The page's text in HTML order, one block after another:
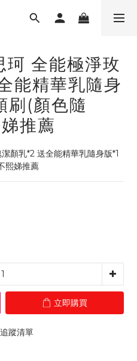
珂 全能極淨玫
能精華乳隨身
刷(顏色隨
推薦
顏乳*2 送全能精華乳隨身版*1
熙娣推薦
立即購買
蹤清單